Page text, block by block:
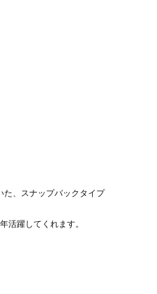
た、スナップバックタイプ
活躍してくれます。